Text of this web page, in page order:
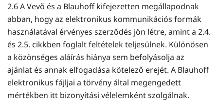
2.6 A Vevő és a Blauhoff kifejezetten megállapodnak
abban, hogy az elektronikus kommunikációs formák
használatával érvényes szerződés jön létre, amint a 2.4.
és 2.5. cikkben foglalt feltételek teljesülnek. Különösen
a közönséges aláírás hiánya sem befolyásolja az
ajánlat és annak elfogadása kötelező erejét. A Blauhoff
elektronikus fájljai a törvény által megengedett
mértékben itt bizonyítási vélelemként szolgálnak.